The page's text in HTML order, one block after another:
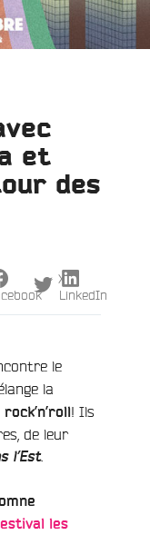
et
des
le
la
! Ils
de leur
l’Est.
les
X
LinkedIn